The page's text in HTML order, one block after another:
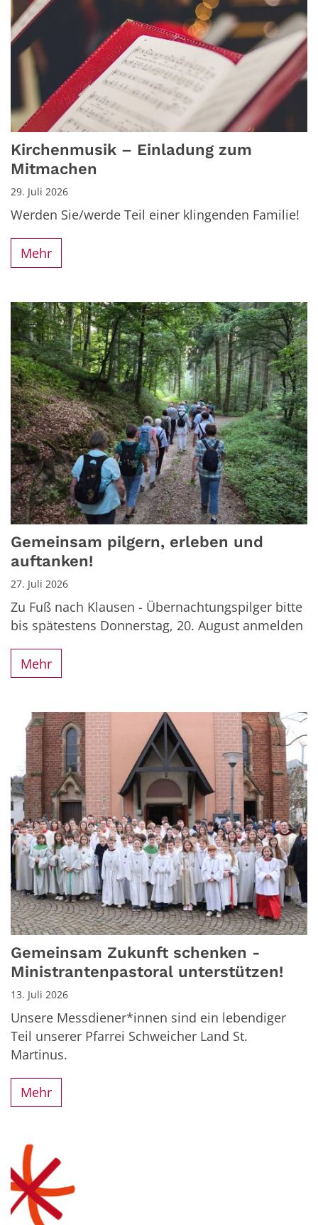
Kirchenmusik – Einladung zum
Mitmachen
29. Juli 2026
Werden Sie/werde Teil einer klingenden Familie!
Mehr
Gemeinsam pilgern, erleben und
auftanken!
27. Juli 2026
Zu Fuß nach Klausen - Übernachtungspilger bitte
bis spätestens Donnerstag, 20. August anmelden
Mehr
Gemeinsam Zukunft schenken -
Ministrantenpastoral unterstützen!
13. Juli 2026
Unsere Messdiener*innen sind ein lebendiger
Teil unserer Pfarrei Schweicher Land St.
Martinus.
Mehr